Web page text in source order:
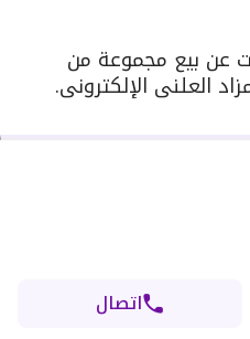
عن بيع مجموعة من
العلني الإلكتروني.
اتصال